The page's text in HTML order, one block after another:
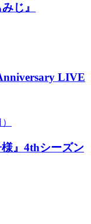
じ』
LIVE
』4thシーズン